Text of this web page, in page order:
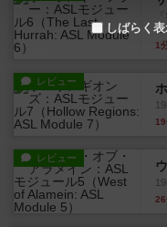
た
1
レビュー
レビュー
26
しばらく